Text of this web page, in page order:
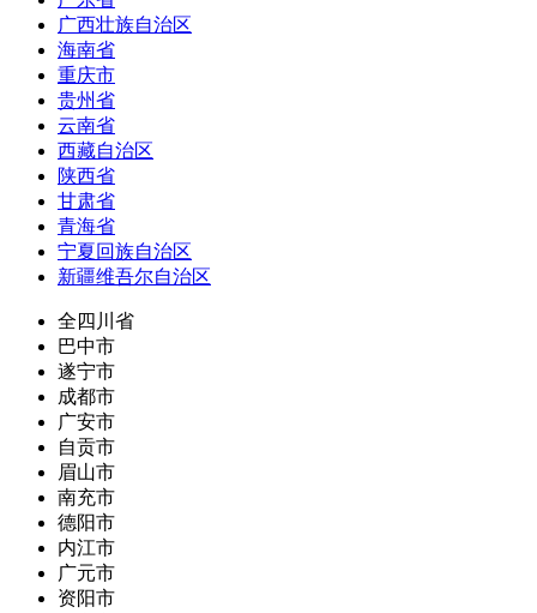
广西壮族自治区
海南省
重庆市
贵州省
云南省
西藏自治区
陕西省
甘肃省
青海省
宁夏回族自治区
新疆维吾尔自治区
全四川省
巴中市
遂宁市
成都市
广安市
自贡市
眉山市
南充市
德阳市
内江市
广元市
资阳市